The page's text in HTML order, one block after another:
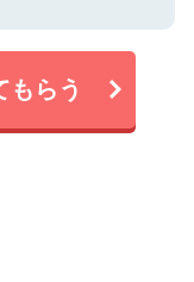
もらう